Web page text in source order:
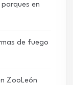
en
de fuego
ZooLeón